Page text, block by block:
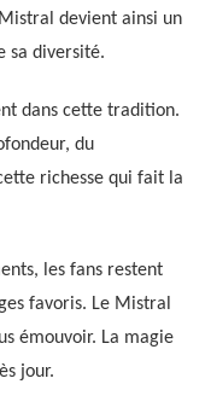
devient ainsi un
sa diversité.
dans cette tradition.
du
richesse qui fait la
les fans restent
favoris. Le Mistral
émouvoir. La magie
jour.